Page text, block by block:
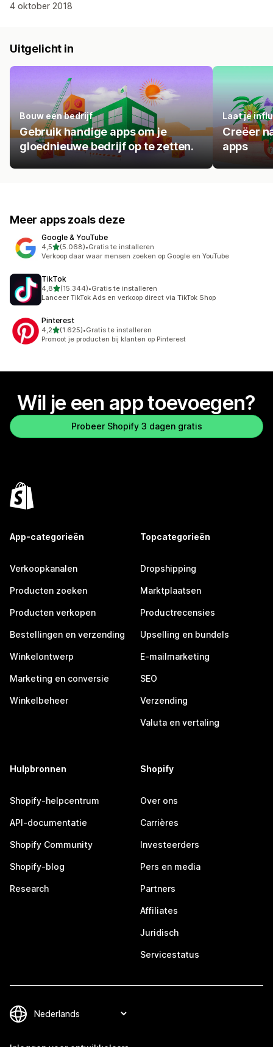
4 oktober 2018
Uitgelicht in
Bouw een bedrijf
Gebruik handige apps om je
gloednieuwe bedrijf op te zetten.
Laat je
Creëer
apps
Meer apps zoals deze
Google & YouTube
4,5van 5 sterren
(5.068)
5068 recensies in totaal
•Gratis te installeren
Verkoop daar waar mensen zoeken op Google en YouTube
TikTok
4,8van 5 sterren
(15.344)
15344 recensies in totaal
•Gratis te installeren
Lanceer TikTok Ads en verkoop direct via TikTok Shop
Pinterest
4,2van 5 sterren
(1.625)
1625 recensies in totaal
•Gratis te installeren
Promoot je producten bij klanten op Pinterest
Wil je een app toevoegen?
Probeer Shopify 3 dagen gratis
App-categorieën
Verkoopkanalen
Producten zoeken
Producten verkopen
Bestellingen en verzending
Winkelontwerp
Marketing en conversie
Winkelbeheer
Topcategorieën
Dropshipping
Marktplaatsen
Productrecensies
Upselling en bundels
E-mailmarketing
SEO
Verzending
Valuta en vertaling
Hulpbronnen
Shopify-helpcentrum
API-documentatie
Shopify Community
Shopify-blog
Research
Shopify
Over ons
Carrières
Investeerders
Pers en media
Partners
Affiliates
Juridisch
Servicestatus